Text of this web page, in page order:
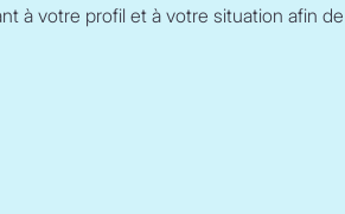
à votre profil et à votre situation afin